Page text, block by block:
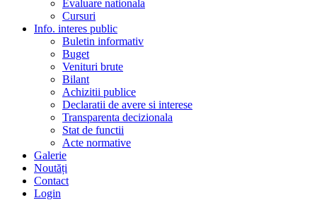
Evaluare nationala
Cursuri
Info. interes public
Buletin informativ
Buget
Venituri brute
Bilant
Achizitii publice
Declaratii de avere si interese
Transparenta decizionala
Stat de functii
Acte normative
Galerie
Noutăți
Contact
Login